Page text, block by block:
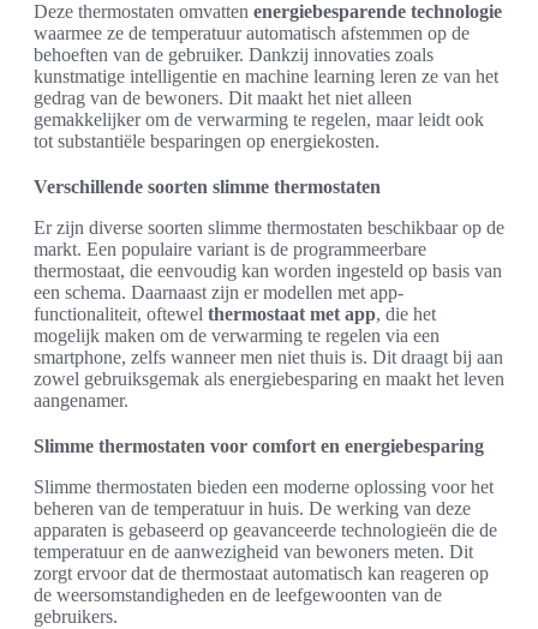
Deze thermostaten omvatten energiebesparende technologie
waarmee ze de temperatuur automatisch afstemmen op de
behoeften van de gebruiker. Dankzij innovaties zoals
kunstmatige intelligentie en machine learning leren ze van het
gedrag van de bewoners. Dit maakt het niet alleen
gemakkelijker om de verwarming te regelen, maar leidt ook
tot substantiële besparingen op energiekosten.
Verschillende soorten slimme thermostaten
Er zijn diverse soorten slimme thermostaten beschikbaar op de
markt. Een populaire variant is de programmeerbare
thermostaat, die eenvoudig kan worden ingesteld op basis van
een schema. Daarnaast zijn er modellen met app-
functionaliteit, oftewel thermostaat met app, die het
mogelijk maken om de verwarming te regelen via een
smartphone, zelfs wanneer men niet thuis is. Dit draagt bij aan
zowel gebruiksgemak als energiebesparing en maakt het leven
aangenamer.
Slimme thermostaten voor comfort en energiebesparing
Slimme thermostaten bieden een moderne oplossing voor het
beheren van de temperatuur in huis. De werking van deze
apparaten is gebaseerd op geavanceerde technologieën die de
temperatuur en de aanwezigheid van bewoners meten. Dit
zorgt ervoor dat de thermostaat automatisch kan reageren op
de weersomstandigheden en de leefgewoonten van de
gebruikers.